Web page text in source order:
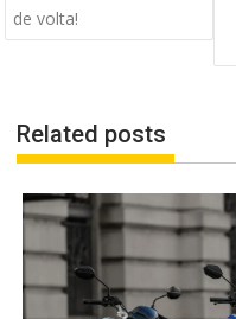
de
Post
de volta!
Related posts